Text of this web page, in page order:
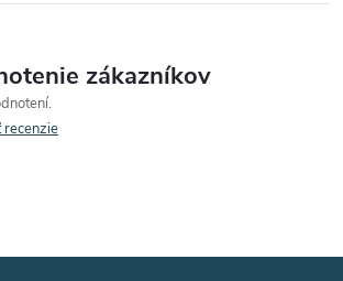
zákazníkov